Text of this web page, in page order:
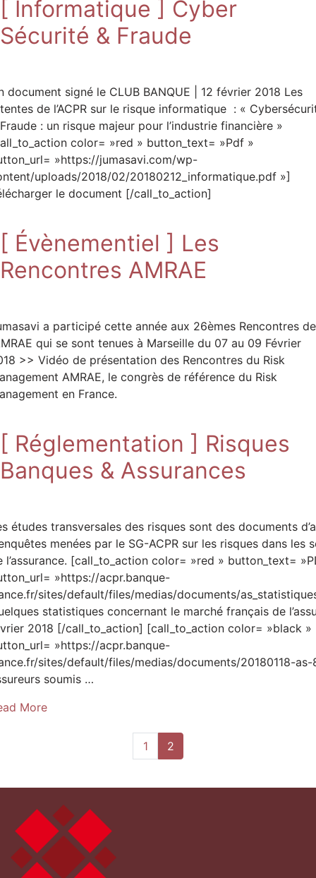
[ Informatique ] Cyber
Sécurité & Fraude
document signé le CLUB BANQUE | 12 février 2018 Les
de l’ACPR sur le risque informatique : «
: un risque majeur pour l’industrie financière »
color= »red » button_text= »Pdf »
»https://jumasavi.com/wp-
uploads/2018/02/20180212_informatique.pdf »]
le document [/call_to_action]
[ Évènementiel ] Les
Rencontres AMRAE
a participé cette année aux 26èmes Rencontres de
qui se sont tenues à Marseille du 07 au 09 Février
>> Vidéo de présentation des Rencontres du Risk
AMRAE, le congrès de référence du Risk
en France.
[ Réglementation ] Risques
Banques & Assurances
études transversales des risques sont des documents
menées par le SG-ACPR sur les risques dans les
l’assurance. [call_to_action color= »red » button_text=
»https://acpr.banque-
sites/default/files/medias/documents/
statistiques concernant le marché français de
2018 [/call_to_action] [call_to_action color= »black »
»https://acpr.banque-
sites/default/files/medias/documents/20180118-
soumis …
More
1 2Current page